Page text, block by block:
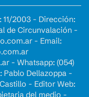
11/2003 - Dirección:
de Circunvalación -
- Email:
- Whatsapp: (054)
Pablo Dellazoppa -
- Editor Web:
del medio -